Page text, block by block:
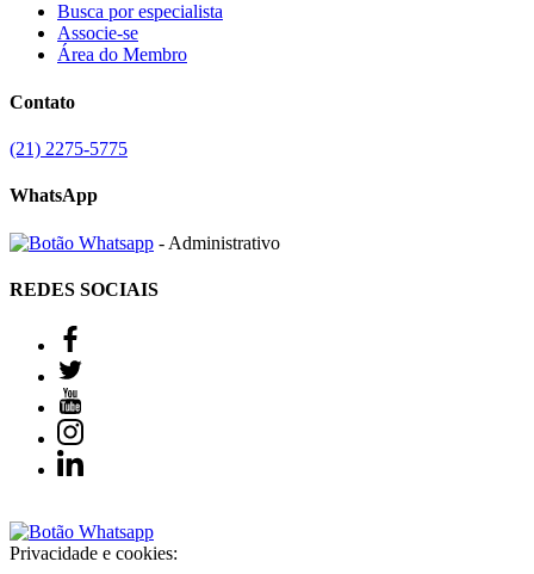
Busca por especialista
Associe-se
Área do Membro
Contato
(21) 2275-5775
WhatsApp
- Administrativo
REDES SOCIAIS
Privacidade e cookies: